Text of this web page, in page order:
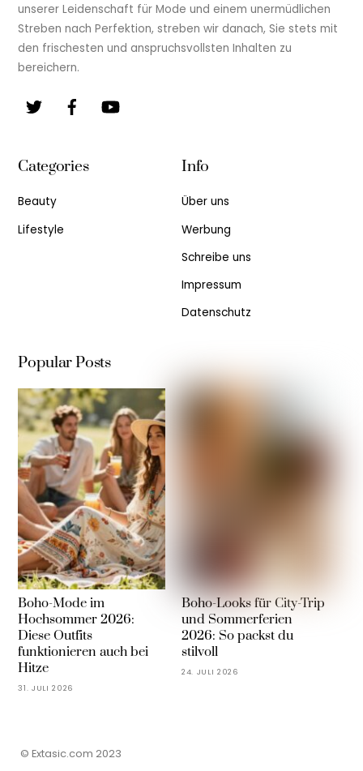
unserer Leidenschaft für Mode und einem unermüdlichen
Streben nach Perfektion, streben wir danach, Sie stets mit
den frischesten und anspruchsvollsten Inhalten zu
bereichern.
Twitter
Categories
Beauty
Lifestyle
Info
Über uns
Werbung
Schreibe uns
Impressum
Datenschutz
Popular Posts
Boho-Mode im
Hochsommer 2026:
Diese Outfits
funktionieren auch bei
Hitze
31. JULI 2026
Boho-Looks für City-Trip
und Sommerferien
2026: So packst du
stilvoll
24. JULI 2026
© Extasic.com 2023